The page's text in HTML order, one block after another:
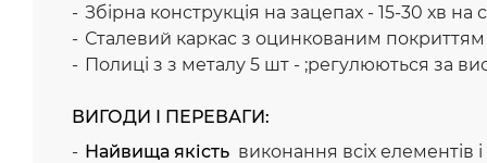
Збірна конструкція на зацепах - 15-30 хв на
Сталевий каркас з оцинкованим покриттям
Полиці з з металу 5 шт - ;регулюються за
ВИГОДИ І ПЕРЕВАГИ:
Найвища якість виконання всіх елементів